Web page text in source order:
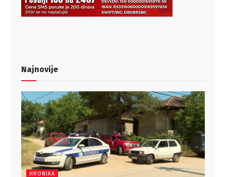
Najnovije
HRONIKA